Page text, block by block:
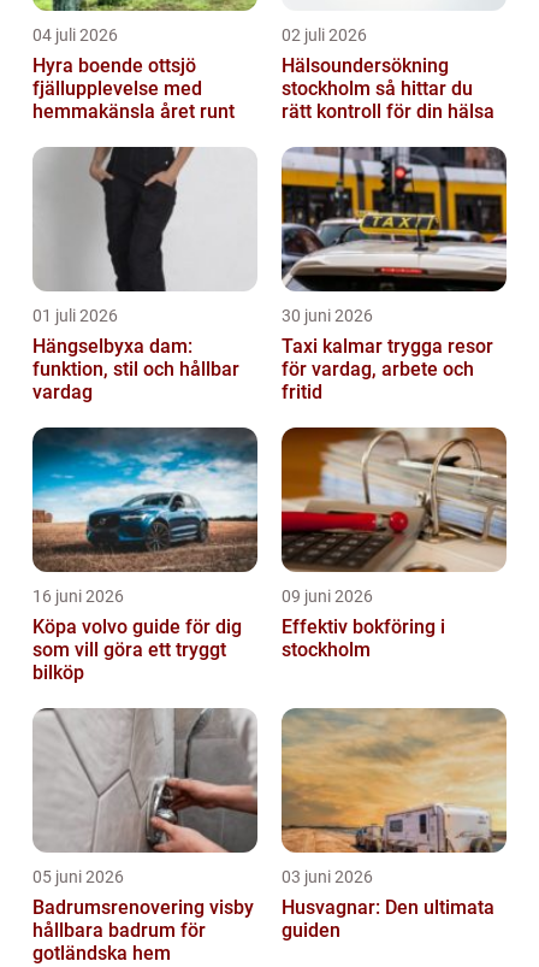
04 juli 2026
Hyra boende ottsjö
fjällupplevelse med
hemmakänsla året runt
02 juli 2026
Hälsoundersökning
stockholm så hittar du
rätt kontroll för din hälsa
01 juli 2026
Hängselbyxa dam:
funktion, stil och hållbar
vardag
30 juni 2026
Taxi kalmar trygga resor
för vardag, arbete och
fritid
16 juni 2026
Köpa volvo guide för dig
som vill göra ett tryggt
bilköp
09 juni 2026
Effektiv bokföring i
stockholm
05 juni 2026
Badrumsrenovering visby
hållbara badrum för
gotländska hem
03 juni 2026
Husvagnar: Den ultimata
guiden